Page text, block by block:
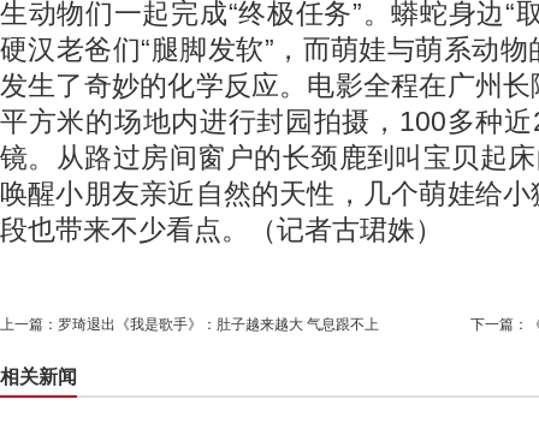
生动物们一起完成“终极任务”。蟒蛇身边“
硬汉老爸们“腿脚发软”，而萌娃与萌系动
发生了奇妙的化学反应。电影全程在广州
平方米的场地内进行封园拍摄，100多种
镜。从路过房间窗户的长颈鹿到叫宝贝起
唤醒小朋友亲近自然的天性，几个萌娃给
段也带来不少看点。（记者古珺姝）
上一篇： 罗琦退出《我是歌手》：肚子越来越大 气息跟不上 下一篇：
相关新闻